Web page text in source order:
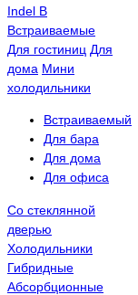
Indel B
Встраиваемые
Для гостиниц Для
дома Мини
холодильники
Встраиваемый
Для бара
Для дома
Для офиса
Со стеклянной
дверью
Холодильники
Гибридные
Абсорбционные